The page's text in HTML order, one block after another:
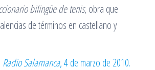
bilingüe de tenis, obra que
de términos en castellano y
Radio Salamanca, 4 de marzo de 2010.